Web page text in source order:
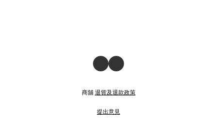
商舖 退貨及退款政策
提出意見